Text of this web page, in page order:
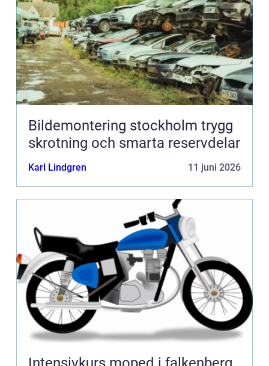
Bildemontering stockholm trygg
skrotning och smarta reservdelar
Karl Lindgren 11 juni 2026